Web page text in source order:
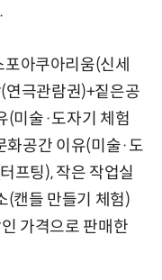
아쿠아리움(신세
극관람권)+짙은공
(미술·도자기 체험
화공간 이유(미술·도
프팅), 작은 작업실
(캔들 만들기 체험)
가격으로 판매한